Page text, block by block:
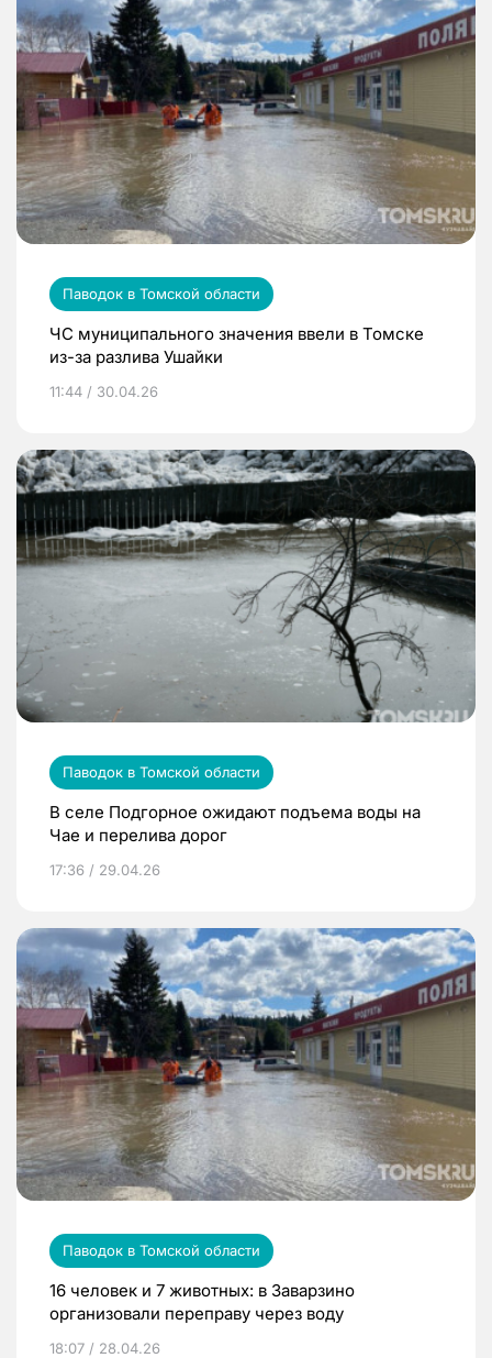
Паводок в Томской области
ЧС муниципального значения ввели в Томске
из-за разлива Ушайки
11:44 / 30.04.26
Паводок в Томской области
В селе Подгорное ожидают подъема воды на
Чае и перелива дорог
17:36 / 29.04.26
Паводок в Томской области
16 человек и 7 животных: в Заварзино
организовали переправу через воду
18:07 / 28.04.26